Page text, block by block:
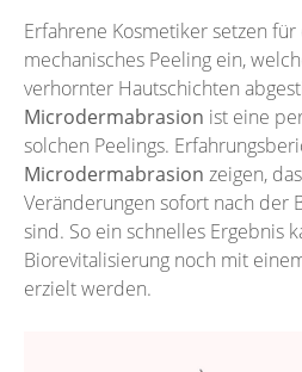
Erfahrene Kosmetiker setzen
mechanisches Peeling ein,
verhornter Hautschichten
Microdermabrasion ist eine
solchen Peelings.
Microdermabrasion zeigen,
Veränderungen sofort nach der
sind. So ein schnelles Ergebnis
Biorevitalisierung noch mit
erzielt werden.